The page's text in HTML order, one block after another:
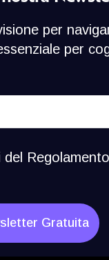
per
per
del
Gratuita